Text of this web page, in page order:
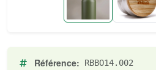
Référence: RBBO14.002